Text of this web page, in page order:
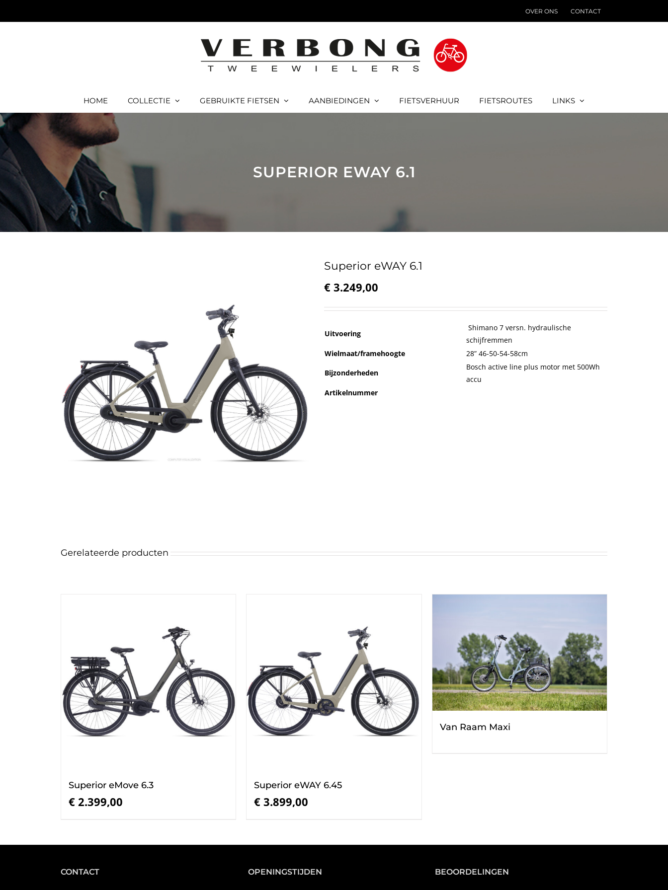
OVER ONS CONTACT
HOME COLLECTIE GEBRUIKTE FIETSEN AANBIEDINGEN FIETSVERHUUR FIETSROUTES LINKS
SUPERIOR EWAY 6.1
Superior eWAY 6.1
€ 3.249,00
Uitvoering
Shimano 7 versn. hydraulische
schijfremmen
Wielmaat/framehoogte
28” 46-50-54-58cm
Bijzonderheden
Bosch active line plus motor met 500Wh
accu
Artikelnummer
Gerelateerde producten
Superior eMove 6.3
€ 2.399,00
Superior eWAY 6.45
€ 3.899,00
Van Raam Maxi
CONTACT OPENINGSTIJDEN BEOORDELINGEN